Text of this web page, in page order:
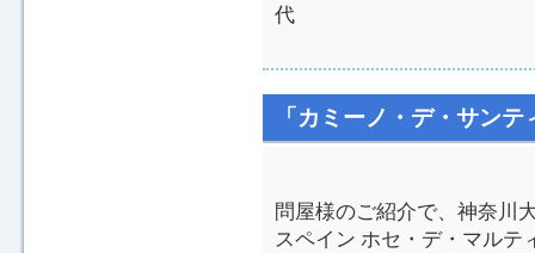
代
「カミーノ・デ・サン
問屋様のご紹介で、神奈川
スペイン ホセ・デ・マル